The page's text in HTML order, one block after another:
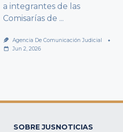
a integrantes de las
Comisarías de ...
Agencia De Comunicación Judicial
Jun 2, 2026
SOBRE JUSNOTICIAS